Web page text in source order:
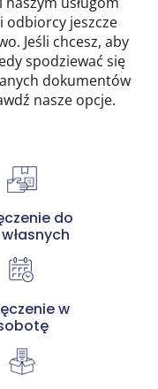
odbiorcy jeszcze
Jeśli chcesz, aby
spodziewać się
dokumentów
nasze opcje.
do
w